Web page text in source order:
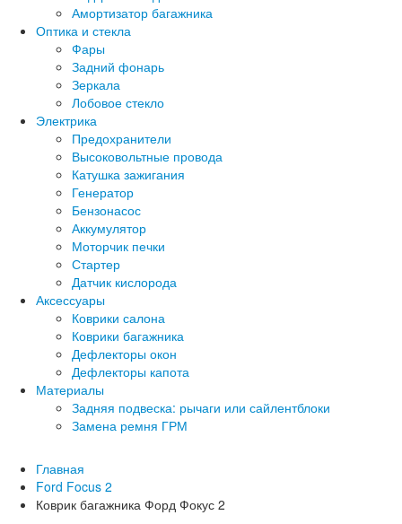
Амортизатор багажника
Оптика и стекла
Фары
Задний фонарь
Зеркала
Лобовое стекло
Электрика
Предохранители
Высоковольтные провода
Катушка зажигания
Генератор
Бензонасос
Аккумулятор
Моторчик печки
Стартер
Датчик кислорода
Аксессуары
Коврики салона
Коврики багажника
Дефлекторы окон
Дефлекторы капота
Материалы
Задняя подвеска: рычаги или сайлентблоки
Замена ремня ГРМ
Главная
Ford Focus 2
Коврик багажника Форд Фокус 2